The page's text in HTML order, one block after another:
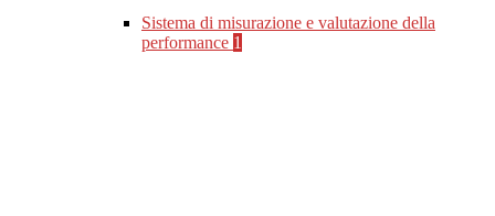
Sistema di misurazione e valutazione della
performance 1